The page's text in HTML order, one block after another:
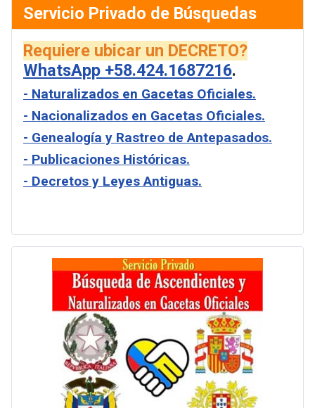
Servicio Privado de Búsquedas
Requiere ubicar un DECRETO?
WhatsApp +58.424.1687216.
- Naturalizados en Gacetas Oficiales.
- Nacionalizados en Gacetas Oficiales.
- Genealogía y Rastreo de Antepasados.
- Publicaciones Históricas.
- Decretos y Leyes Antiguas.